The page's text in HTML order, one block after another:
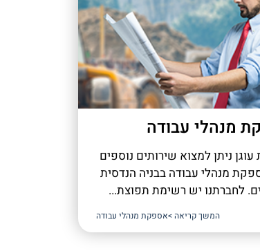
מנהלי עבודה
ניתן למצוא שירותים נוספים
מנהלי עבודה בבניה הנדסית
לחברתנו יש רשימת תפוצת...
המשך קריאה >אספקת מנהלי עבודה